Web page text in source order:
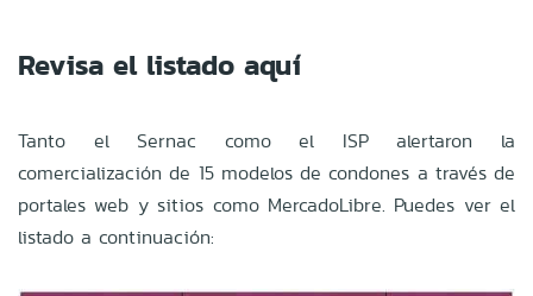
Revisa el listado aquí
Tanto el Sernac como el ISP alertaron la
comercialización de 15 modelos de condones a través de
portales web y sitios como MercadoLibre. Puedes ver el
listado a continuación: